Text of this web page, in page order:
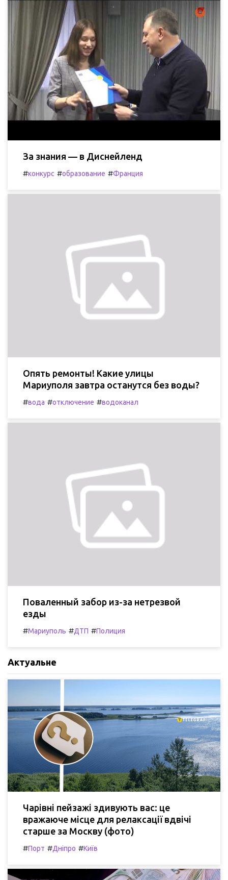
За знания — в Диснейленд
#конкурс #образование #Франция
Опять ремонты! Какие улицы
Мариуполя завтра останутся без воды?
#вода #отключение #водоканал
Поваленный забор из-за нетрезвой
езды
#Мариуполь #ДТП #Полиция
Актуальне
Чарівні пейзажі здивують вас: це
вражаюче місце для релаксації вдвічі
старше за Москву (фото)
#Порт #Дніпро #Київ